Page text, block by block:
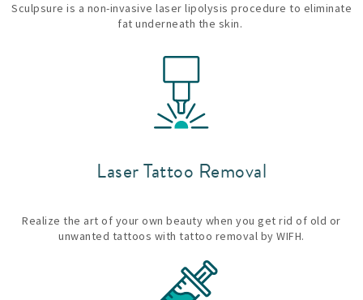
Sculpsure is a non-invasive laser lipolysis procedure to eliminate
fat underneath the skin.
Laser Tattoo Removal
Realize the art of your own beauty when you get rid of old or
unwanted tattoos with tattoo removal by WIFH.